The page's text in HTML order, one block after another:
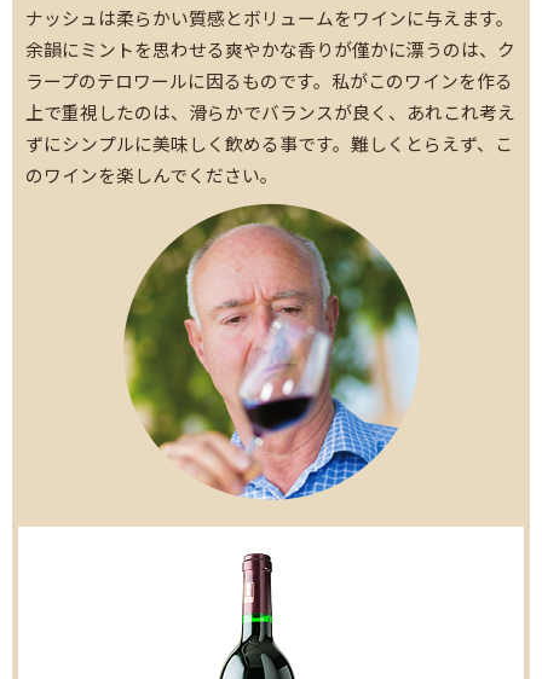
ナッシュは柔らかい質感とボリュームをワインに与えます。
余韻にミントを思わせる爽やかな香りが僅かに漂うのは、ク
ラープのテロワールに因るものです。私がこのワインを作る
上で重視したのは、滑らかでバランスが良く、あれこれ考え
ずにシンプルに美味しく飲める事です。難しくとらえず、こ
のワインを楽しんでください。